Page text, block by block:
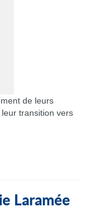
de leurs
transition vers
Laramée